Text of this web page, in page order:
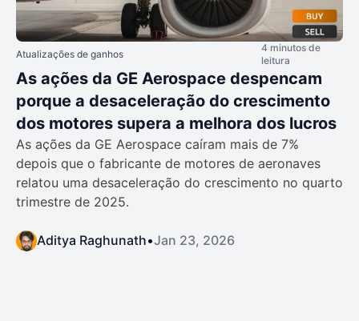
Atualizações de ganhos
4 minutos de
leitura
As ações da GE Aerospace despencam
porque a desaceleração do crescimento
dos motores supera a melhora dos lucros
As ações da GE Aerospace caíram mais de 7%
depois que o fabricante de motores de aeronaves
relatou uma desaceleração do crescimento no quarto
trimestre de 2025.
Aditya Raghunath•Jan 23, 2026